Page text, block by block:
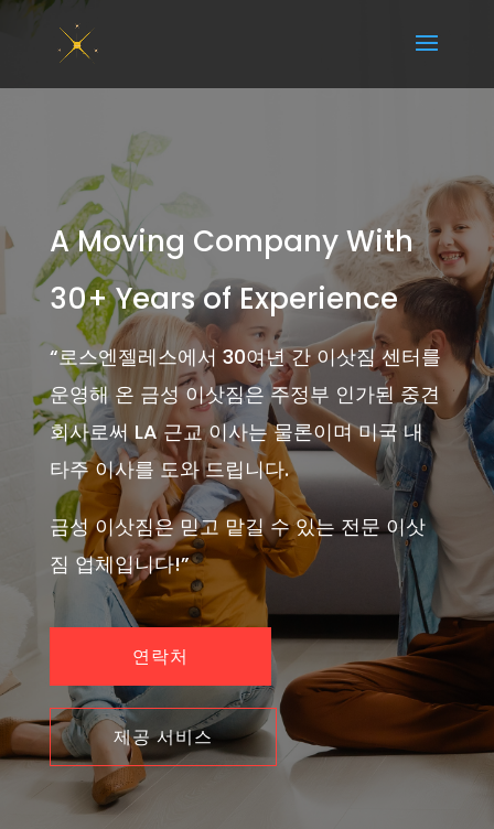
A Moving Company With
30+ Years of Experience
“로스엔젤레스에서 30여년 간 이삿짐 센터를
운영해 온 금성 이삿짐은 주정부 인가된 중견
회사로써 LA 근교 이사는 물론이며 미국 내
타주 이사를 도와 드립니다.
금성 이삿짐은 믿고 맡길 수 있는 전문 이삿
짐 업체입니다!”
연락처
제공 서비스